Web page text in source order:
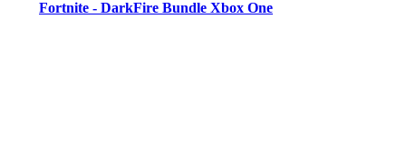
Fortnite - DarkFire Bundle Xbox One